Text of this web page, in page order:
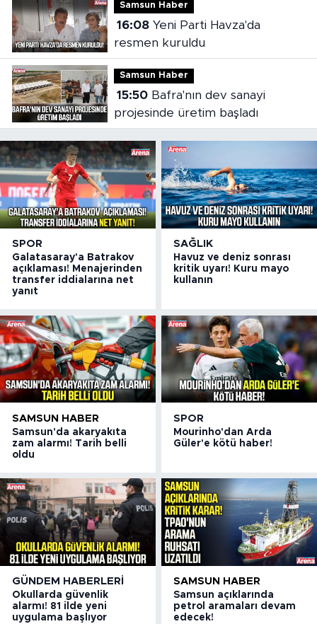
Samsun Haber
16:08Yeni Parti Havza'da
resmen kuruldu
Samsun Haber
15:50Bafra'nın dev sanayi
projesinde üretim başladı
SPOR
Galatasaray'a Batrakov
açıklaması! Menajerinden
transfer iddialarına net
yanıt
SAĞLIK
Havuz ve deniz sonrası
kritik uyarı! Kuru mayo
kullanın
SAMSUN HABER
Samsun'da akaryakıta
zam alarmı! Tarih belli
oldu
SPOR
Mourinho'dan Arda
Güler'e kötü haber!
GÜNDEM HABERLERI
Okullarda güvenlik
alarmı! 81 ilde yeni
uygulama başlıyor
SAMSUN HABER
Samsun açıklarında
petrol aramaları devam
edecek!